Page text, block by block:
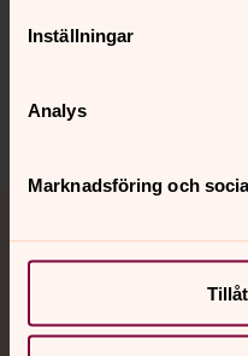
Inställningar
Analys
Marknadsföring och
Sociala kanaler
Jourhavande präst
Akut samtals- och
med en präst på kvällar